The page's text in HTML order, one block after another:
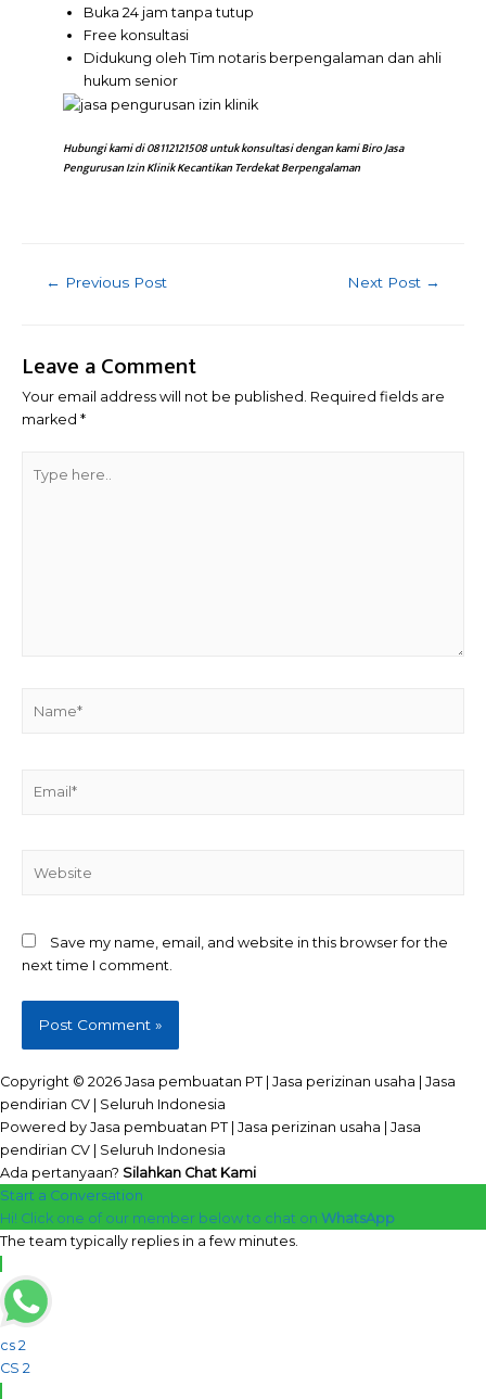
Buka 24 jam tanpa tutup
Free konsultasi
Didukung oleh Tim notaris berpengalaman dan ahli
hukum senior
Hubungikamidi 08112121508 untuk konsultasi dengan kami Biro Jasa
Pengurusan Izin Klinik Kecantikan Terdekat Berpengalaman
Post
← Previous Post Next Post →
Leave a Comment
Your email address will not be published. Required fields are
marked *
here..
Save my name, email, and website in this browser for the
next time I comment.
Copyright © 2026 Jasa pembuatan PT | Jasa perizinan usaha | Jasa
pendirian CV | Seluruh Indonesia
Powered by Jasa pembuatan PT | Jasa perizinan usaha | Jasa
pendirian CV | Seluruh Indonesia
Ada pertanyaan? Silahkan Chat Kami
Start a Conversation
Hi! Click one of our member below to chat on WhatsApp
The team typically replies in a few minutes.
cs 2
CS 2